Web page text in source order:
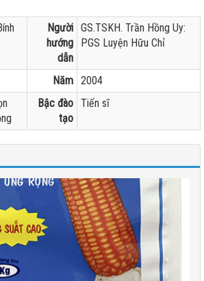
Người
hướng
dẫn
GS.TSKH. Trần Hồng Uy:
PGS Luyện Hữu Chỉ
Năm 2004
Bậc đào
tạo
Tiến sĩ